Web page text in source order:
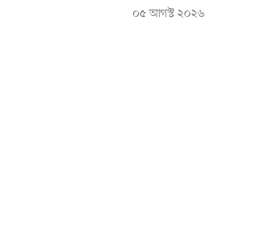
০৫ আগস্ট ২০২৬